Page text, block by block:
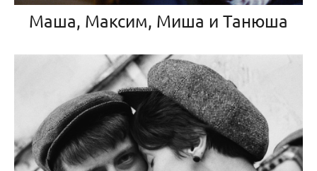
Маша, Максим, Миша и Танюша